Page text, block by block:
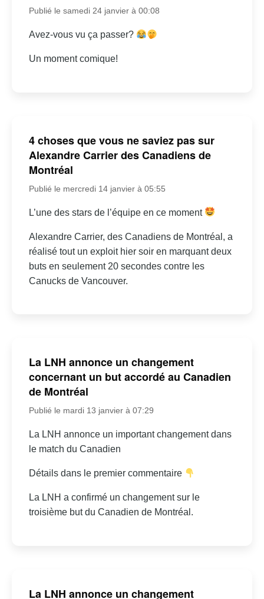
Publié le samedi 24 janvier à 00:08
Avez-vous vu ça passer?
Un moment comique!
4 choses que vous ne saviez pas sur
Alexandre Carrier des Canadiens de
Montréal
Publié le mercredi 14 janvier à 05:55
L’une des stars de l’équipe en ce moment
Alexandre Carrier, des Canadiens de Montréal, a
réalisé tout un exploit hier soir en marquant deux
buts en seulement 20 secondes contre les
Canucks de Vancouver.
La LNH annonce un changement
concernant un but accordé au Canadien
de Montréal
Publié le mardi 13 janvier à 07:29
La LNH annonce un important changement dans
le match du Canadien
Détails dans le premier commentaire
La LNH a confirmé un changement sur le
troisième but du Canadien de Montréal.
La LNH annonce un changement